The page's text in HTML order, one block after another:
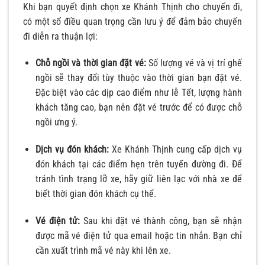
Khi bạn quyết định chọn xe Khánh Thịnh cho chuyến đi,
có một số điều quan trọng cần lưu ý để đảm bảo chuyến
đi diễn ra thuận lợi:
Chỗ ngồi và thời gian đặt vé:Số lượng vé và vị trí ghế
ngồi sẽ thay đổi tùy thuộc vào thời gian bạn đặt vé.
Đặc biệt vào các dịp cao điểm như lễ Tết, lượng hành
khách tăng cao, bạn nên đặt vé trước để có được chỗ
ngồi ưng ý.
Dịch vụ đón khách:Xe Khánh Thịnh cung cấp dịch vụ
đón khách tại các điểm hẹn trên tuyến đường đi. Để
tránh tình trạng lỡ xe, hãy giữ liên lạc với nhà xe để
biết thời gian đón khách cụ thể.
Vé điện tử:Sau khi đặt vé thành công, bạn sẽ nhận
được mã vé điện tử qua email hoặc tin nhắn. Bạn chỉ
cần xuất trình mã vé này khi lên xe.